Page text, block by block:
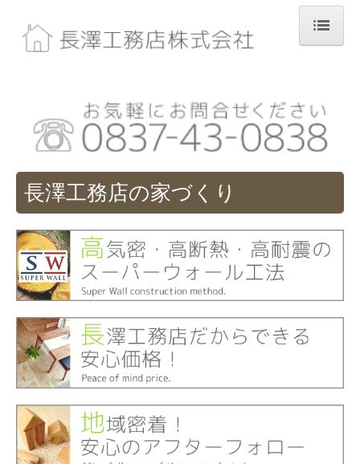
長澤工務店の家づくり
施工事例
新築
リフォーム
家づくりの流れ
お客様の声
会社案内
お問合せ
プライバシーポリシー
長澤工務店の家づくり